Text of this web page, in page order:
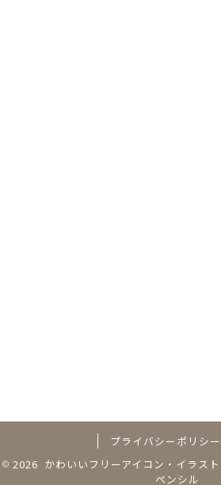
プライバシーポリシー
2026 かわいいフリーアイコン・イラスト
ペンシル